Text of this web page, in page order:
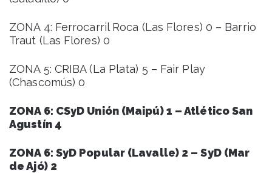
ZONA 4: Ferrocarril Roca (Las Flores) 0 – Barrio
Traut (Las Flores) 0
ZONA 5: CRIBA (La Plata) 5 – Fair Play
(Chascomús) 0
ZONA 6: CSyD Unión (Maipú) 1 – Atlético San
Agustín 4
ZONA 6: SyD Popular (Lavalle) 2 – SyD (Mar
de Ajó) 2